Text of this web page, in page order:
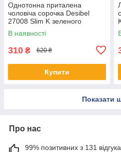
Однотонна приталена
чоловіча сорочка Desibel
27008 Slim K зеленого
кольору короткий рукав
В наявності
310 ₴ 620 ₴
Купити
Показати
Про нас
99% позитивних з 131 відгука